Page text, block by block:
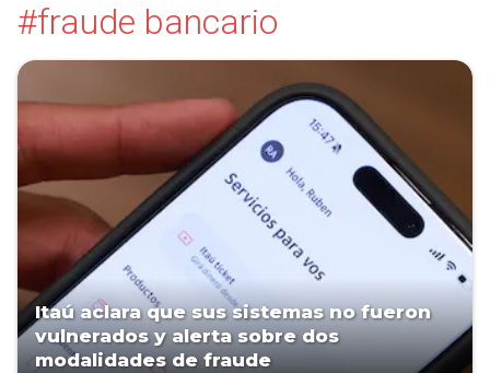
#fraude bancario
Itaú aclara que sus sistemas no fueron
vulnerados y alerta sobre dos
modalidades de fraude